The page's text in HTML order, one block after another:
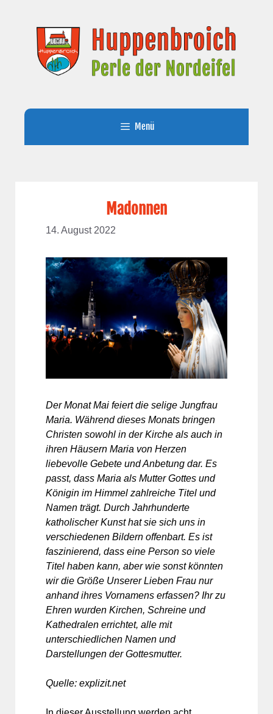
springen
Menü
Madonnen
14. August 2022
Der Monat Mai feiert die selige Jungfrau
Maria. Während dieses Monats bringen
Christen sowohl in der Kirche als auch in
ihren Häusern Maria von Herzen
liebevolle Gebete und Anbetung dar. Es
passt, dass Maria als Mutter Gottes und
Königin im Himmel zahlreiche Titel und
Namen trägt. Durch Jahrhunderte
katholischer Kunst hat sie sich uns in
verschiedenen Bildern offenbart. Es ist
faszinierend, dass eine Person so viele
Titel haben kann, aber wie sonst könnten
wir die Größe Unserer Lieben Frau nur
anhand ihres Vornamens erfassen? Ihr zu
Ehren wurden Kirchen, Schreine und
Kathedralen errichtet, alle mit
unterschiedlichen Namen und
Darstellungen der Gottesmutter.
Quelle: explizit.net